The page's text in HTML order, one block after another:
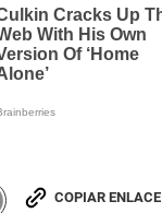
COPIAR ENLACE